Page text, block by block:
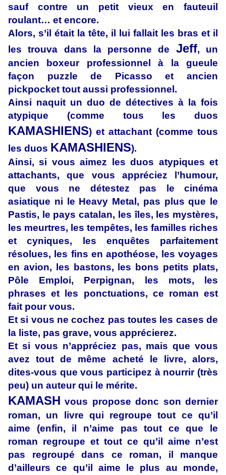
sauf contre un petit vieux en fauteuil
roulant… et encore.
Alors, s’il était la tête, il lui fallait les bras et il
les trouva dans la personne de Jeff, un
ancien boxeur professionnel à la gueule
façon puzzle de Picasso et ancien
pickpocket tout aussi professionnel.
Ainsi naquit un duo de détectives à la fois
atypique (comme tous les duos
KAMASHIENS) et attachant (comme tous
les duos KAMASHIENS).
Ainsi, si vous aimez les duos atypiques et
attachants, que vous appréciez l’humour,
que vous ne détestez pas le cinéma
asiatique ni le Heavy Metal, pas plus que le
Pastis, le pays catalan, les îles, les mystères,
les meurtres, les tempêtes, les familles riches
et cyniques, les enquêtes parfaitement
résolues, les fins en apothéose, les voyages
en avion, les bastons, les bons petits plats,
Pôle Emploi, Perpignan, les mots, les
phrases et les ponctuations, ce roman est
fait pour vous.
Et si vous ne cochez pas toutes les cases de
la liste, pas grave, vous apprécierez.
Et si vous n’appréciez pas, mais que vous
avez tout de même acheté le livre, alors,
dites-vous que vous participez à nourrir (très
peu) un auteur qui le mérite.
KAMASH vous propose donc son dernier
roman, un livre qui regroupe tout ce qu’il
aime (enfin, il n’aime pas tout ce que le
roman regroupe et tout ce qu’il aime n’est
pas regroupé dans ce roman, il manque
d’ailleurs ce qu’il aime le plus au monde,